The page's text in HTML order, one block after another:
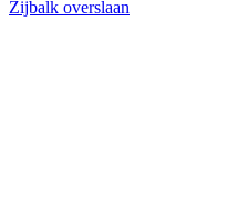
Zijbalk overslaan